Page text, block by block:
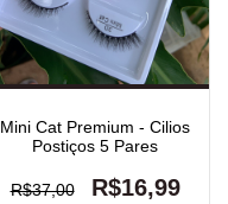
Mini Cat Premium - Cilios
Postiços 5 Pares
R$37,00 R$16,99